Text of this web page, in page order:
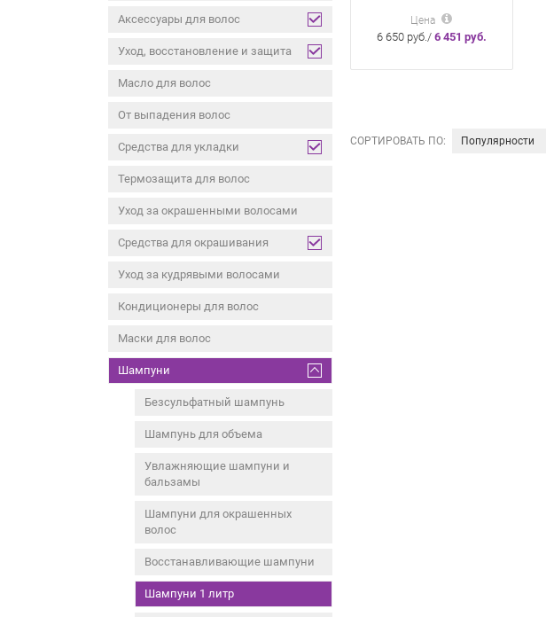
Аксессуары для волос
Уход, восстановление и защита
Масло для волос
От выпадения волос
Средства для укладки
Термозащита для волос
Уход за окрашенными волосами
Средства для окрашивания
Уход за кудрявыми волосами
Кондиционеры для волос
Маски для волос
Шампуни
Безсульфатный шампунь
Шампунь для объема
Увлажняющие шампуни и
бальзамы
Шампуни для окрашенных
волос
Восстанавливающие шампуни
Шампуни 1 литр
Цена
6 650 руб./ 6 451 руб.
СОРТИРОВАТЬ ПО: